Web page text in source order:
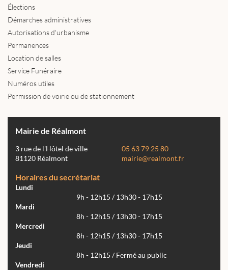
Élections
Démarches administratives
Autorisations d'urbanisme
Permanences
Location de salles
Service Funéraire
Numéros utiles
Permission de voirie ou de stationnement
Mairie de Réalmont
3 rue de l'Hôtel de ville
81120 Réalmont
05 63 79 25 80
mairie@realmont.fr
Horaires du secrétariat
Lundi
9h - 12h15 / 13h30 - 17h15
Mardi
8h - 12h15 / 13h30 - 17h15
Mercredi
8h - 12h15 / 13h30 - 17h15
Jeudi
8h - 12h15 / Fermé au public
Vendredi